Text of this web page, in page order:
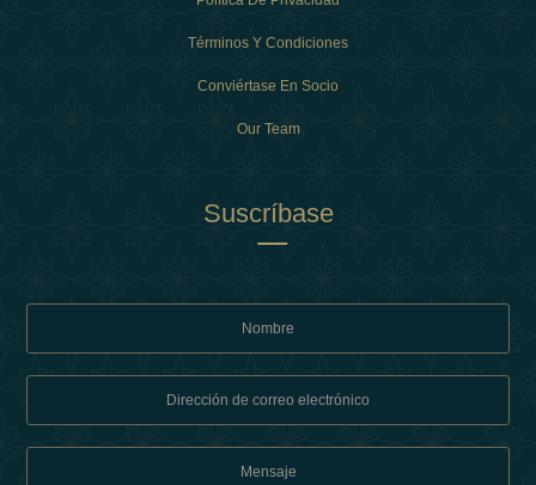
Términos Y Condiciones
Conviértase En Socio
Our Team
Suscríbase